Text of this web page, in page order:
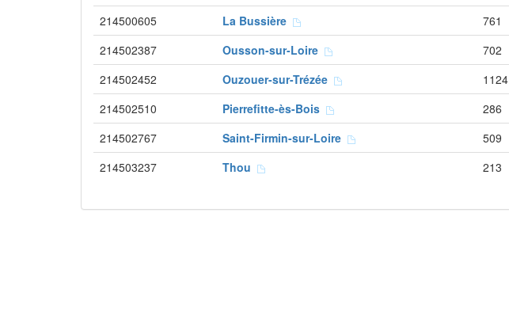
214500605 La Bussière 761
214502387 Ousson-sur-Loire 702
214502452 Ouzouer-sur-Trézée 1124
214502510 Pierrefitte-ès-Bois 286
214502767 Saint-Firmin-sur-Loire 509
214503237 Thou 213